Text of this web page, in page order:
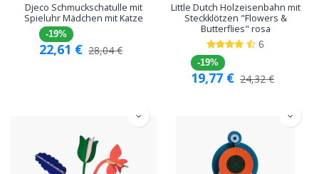
Djeco Schmuckschatulle mit
Spieluhr Mädchen mit Katze
-19%
22,61 € 28,04€
Little Dutch Holzeisenbahn mit
Steckklötzen "Flowers &
Butterflies" rosa
6
-19%
19,77 € 24,32€